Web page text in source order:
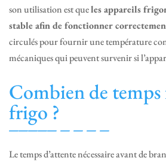
son utilisation est queles appareils
stable afin de fonctionner
circulés pour fournir une température
mécaniques qui peuvent survenir si
Combien de
frigo ?
Le temps d’attente nécessaire avant de